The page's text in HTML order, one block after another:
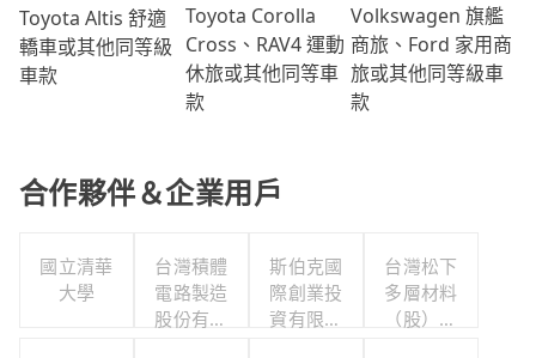
Toyota Altis 舒適
轎車或其他同等級
車款
Toyota Corolla
Cross、RAV4 運動
休旅或其他同等車
款
Volkswagen 旗艦
商旅、Ford 家用商
旅或其他同等級車
款
合作夥伴＆企業用戶
國立清華
大學
台灣積體
電路製造
股份有限
斯伯克國
際創業投
資有限公
台灣松下
多層材料
（股）公